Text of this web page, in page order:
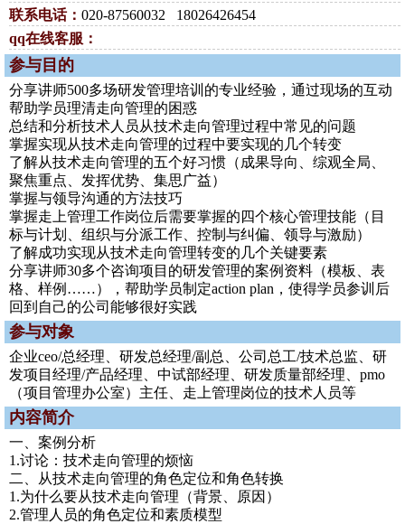
联系电话： 020-87560032 18026426454
qq在线客服：
参与目的
分享讲师500多场研发管理培训的专业经验，通过现场的互动
帮助学员理清走向管理的困惑
总结和分析技术人员从技术走向管理过程中常见的问题
掌握实现从技术走向管理的过程中要实现的几个转变
了解从技术走向管理的五个好习惯（成果导向、综观全局、
聚焦重点、发挥优势、集思广益）
掌握与领导沟通的方法技巧
掌握走上管理工作岗位后需要掌握的四个核心管理技能（目
标与计划、组织与分派工作、控制与纠偏、领导与激励）
了解成功实现从技术走向管理转变的几个关键要素
分享讲师30多个咨询项目的研发管理的案例资料（模板、表
格、样例……），帮助学员制定action plan，使得学员参训后
回到自己的公司能够很好实践
参与对象
企业ceo/总经理、研发总经理/副总、公司总工/技术总监、研
发项目经理/产品经理、中试部经理、研发质量部经理、pmo
（项目管理办公室）主任、走上管理岗位的技术人员等
内容简介
一、案例分析
1.讨论：技术走向管理的烦恼
二、从技术走向管理的角色定位和角色转换
1.为什么要从技术走向管理（背景、原因）
2.管理人员的角色定位和素质模型